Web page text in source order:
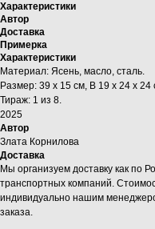
Характеристики
Автор
Доставка
Примерка
Характеристики
Материал: Ясень, масло, сталь.
Размер: 39 x 15 см, В 19 x 24 x 24
Тираж: 1 из 8.
2025
Автор
Злата Корнилова
Доставка
Мы организуем доставку как по
транспортных компаний.
индивидуально нашим
заказа.